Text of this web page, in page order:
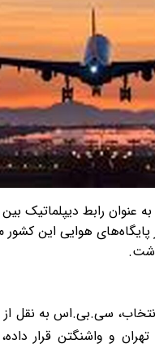
عنوان رابط دیپلماتیک
هوایی این کشور
نقل از انتخاب، سی.بی.اس به
و واشنگتن قرار